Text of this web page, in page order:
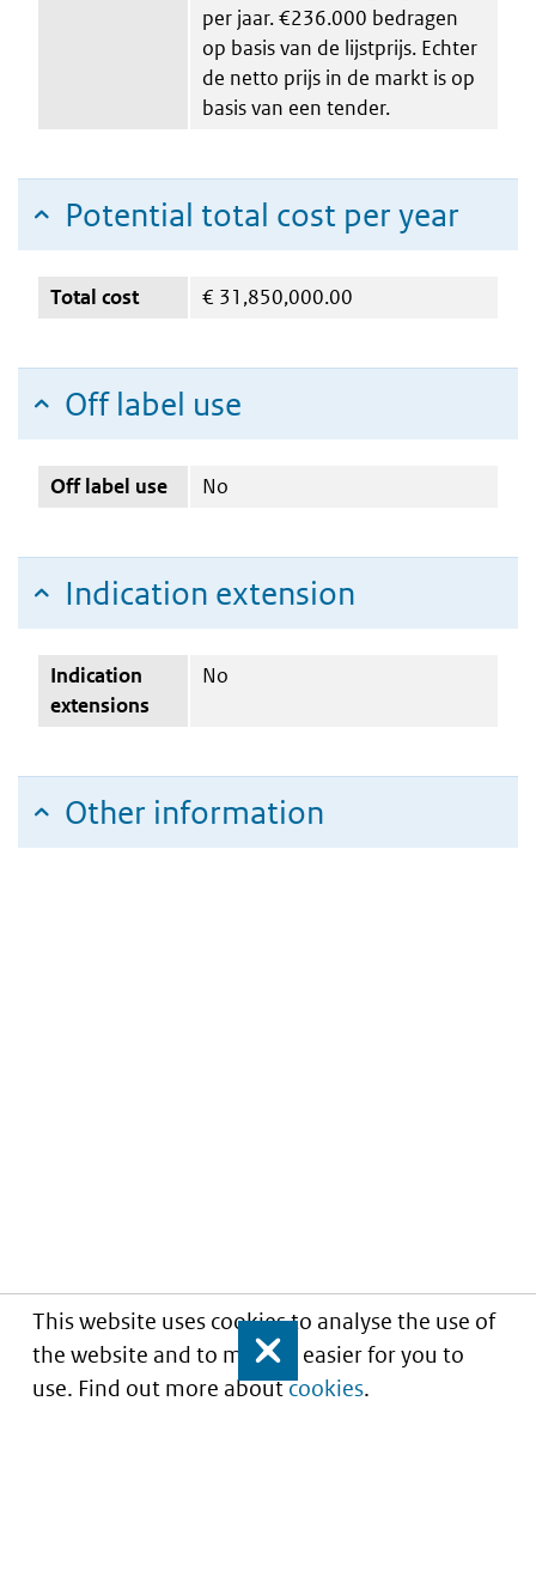
This website uses cookies to analyse the use of
the website and to make it easier for you to
use. Find out more aboutcookies.
Close
per jaar. €236.000 bedragen
op basis van de lijstprijs. Echter
de netto prijs in de markt is op
basis van een tender.
Potential total cost per year
Total cost € 31,850,000.00
Off label use
Off label use No
Indication extension
Indication
extensions
No
Other information